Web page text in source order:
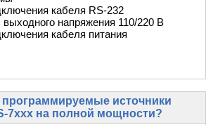
кабеля RS-232
напряжения 110/220 В
кабеля питания
программируемые источники
7xxx на полной мощности?